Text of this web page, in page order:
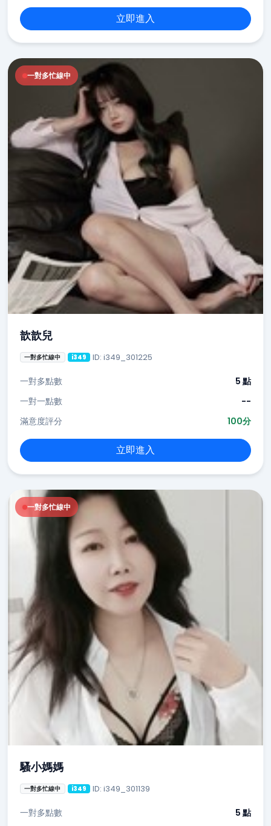
立即進入
一對多忙線中
歆歆兒
一對多忙線中 i349 ID: i349_301225
一對多點數
5 點
一對一點數
--
滿意度評分
100分
立即進入
一對多忙線中
騷小媽媽
一對多忙線中 i349 ID: i349_301139
一對多點數 5 點